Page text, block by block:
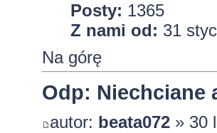
Posty: 1365
Z nami od: 31
Na górę
Odp: Niechciane
autor: beata072» 30